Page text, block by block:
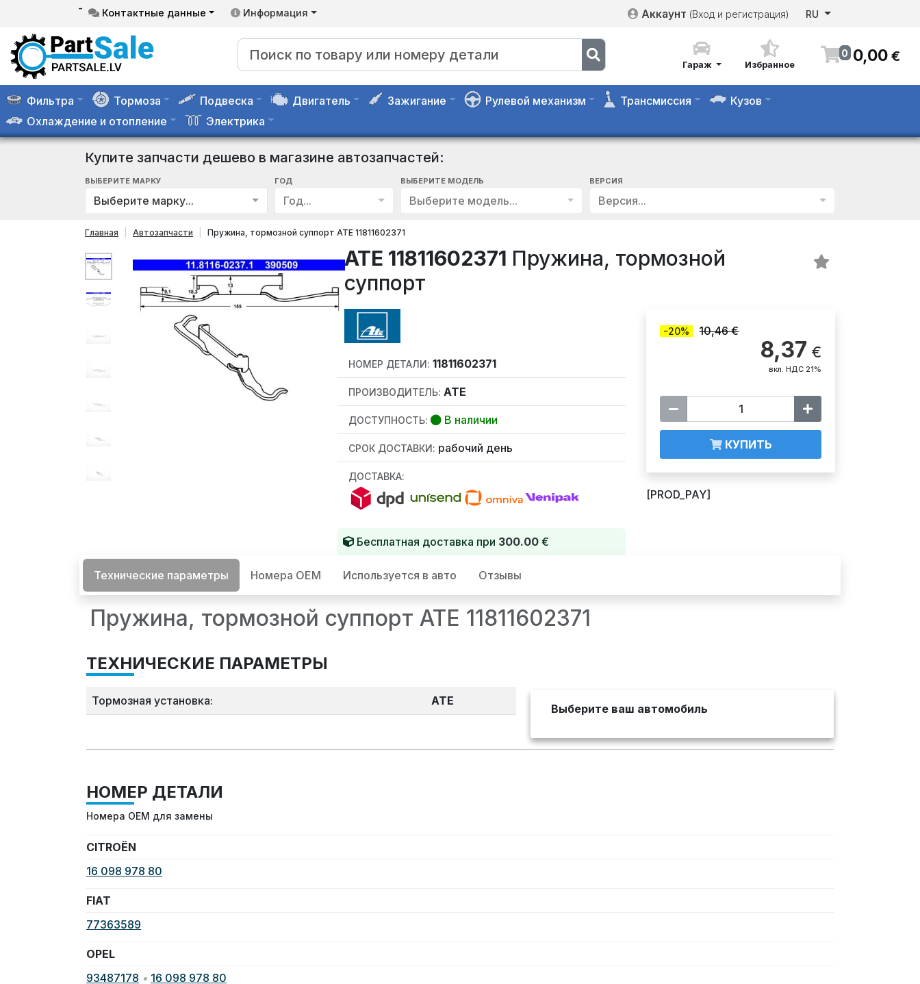
- Контактные данные Информация Аккаунт (Вход и регистрация) RU
Гараж Избранное
0 0,00 €
Фильтра Тормоза Подвеска Двигатель Зажигание Рулевой механизм Трансмиссия
Кузов
Охлаждение и отопление
Электрика
Купите запчасти дешево в магазине автозапчастей:
ВЫБЕРИТЕ МАРКУ
Выберите марку...
ГОД
Год...
ВЫБЕРИТЕ МОДЕЛЬ
Выберите модель...
ВЕРСИЯ
Версия...
Главная Автозапчасти Пружина, тормозной суппорт ATE 11811602371
ATE 11811602371 Пружина, тормозной
суппорт
НОМЕР ДЕТАЛИ: 11811602371
ПРОИЗВОДИТЕЛЬ: ATE
ДОСТУПНОСТЬ: В наличии
СРОК ДОСТАВКИ: рабочий день
ДОСТАВКА:
Бесплатная доставка при 300.00€
-20% 10,46 €
8,37 €
вкл. НДС 21%
КУПИТЬ
[PROD_PAY]
Технические параметры Номера OEM Используется в авто Отзывы
Пружина, тормозной суппорт ATE 11811602371
ТЕХНИЧЕСКИЕ ПАРАМЕТРЫ
Тормозная установка: ATE
Выберите ваш автомобиль
НОМЕР ДЕТАЛИ
Номера OEM для замены
CITROËN
16 098 978 80
FIAT
77363589
OPEL
93487178 • 16 098 978 80